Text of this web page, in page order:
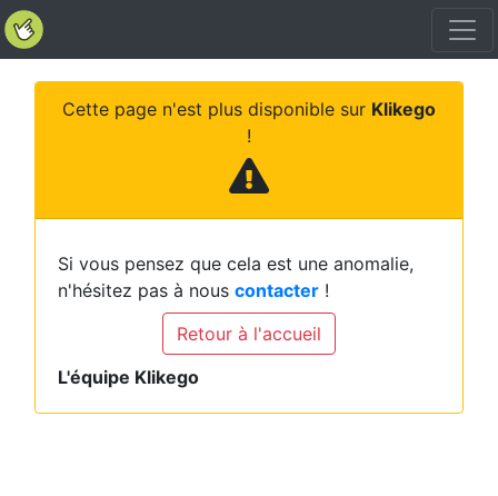
Cette page n'est plus disponible sur Klikego
!
Si vous pensez que cela est une anomalie,
n'hésitez pas à nous contacter !
Retour à l'accueil
L'équipe Klikego